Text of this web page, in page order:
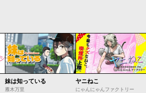
妹は知っている
雁木万里
ヤニねこ
にゃんにゃんファクトリー